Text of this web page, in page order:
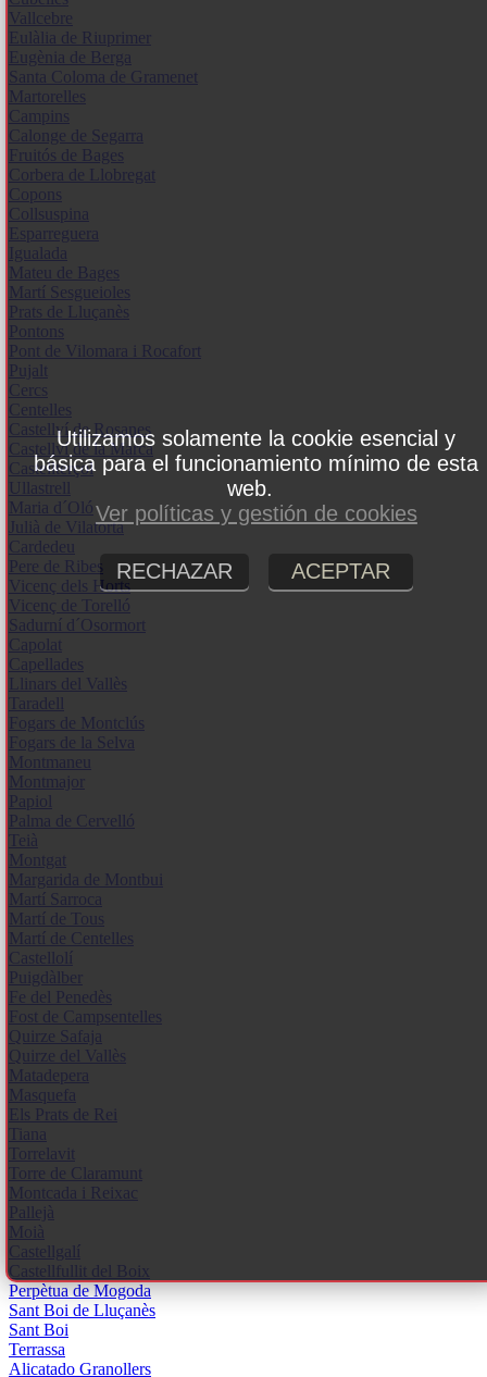
Vallcebre
Eulàlia de Riuprimer
Eugènia de Berga
Santa Coloma de Gramenet
Martorelles
Campins
Calonge de Segarra
Fruitós de Bages
Corbera de Llobregat
Copons
Collsuspina
Esparreguera
Igualada
Mateu de Bages
Martí Sesgueioles
Prats de Lluçanès
Pontons
Pont de Vilomara i Rocafort
Pujalt
Cercs
Centelles
Castellví de Rosanes
Castellví de la Marca
Castellterçol
Ullastrell
Maria d´Oló
Julià de Vilatorta
Cardedeu
Pere de Ribes
Vicenç dels Horts
Vicenç de Torelló
Sadurní d´Osormort
Capolat
Capellades
Llinars del Vallès
Taradell
Fogars de Montclús
Fogars de la Selva
Montmaneu
Montmajor
Papiol
Palma de Cervelló
Teià
Montgat
Margarida de Montbui
Martí Sarroca
Martí de Tous
Martí de Centelles
Castellolí
Puigdàlber
Fe del Penedès
Fost de Campsentelles
Quirze Safaja
Quirze del Vallès
Matadepera
Masquefa
Els Prats de Rei
Tiana
Torrelavit
Torre de Claramunt
Montcada i Reixac
Pallejà
Moià
Castellgalí
Castellfullit del Boix
Perpètua de Mogoda
Sant Boi de Lluçanès
Sant Boi
Terrassa
Alicatado Granollers
Utilizamos solamente la cookie esencial y
básica para el funcionamiento mínimo de esta
web.
Ver políticas y gestión de cookies
RECHAZAR ACEPTAR